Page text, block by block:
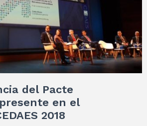
del Pacte
en el
2018